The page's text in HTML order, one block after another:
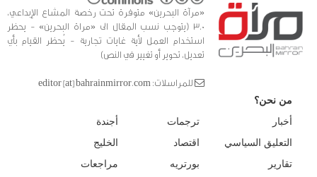
«مرآة البحرين» متوفرة تحت رخصة المشاع الإبداعي،
3.0 (يتوجب نسب المقال الى «مراة البحرين» - يحظر
استخدام العمل لأية غايات تجارية - يُحظر القيام بأي
تعديل، تحوير أو تغيير في النص)
للمراسلات: editor [at] bahrainmirror.com
من نحن؟
أخبار
التعليق السياسي
تقارير
ترجمات
اقتصاد
بورتريه
أجندة
الخليج
مراجعات